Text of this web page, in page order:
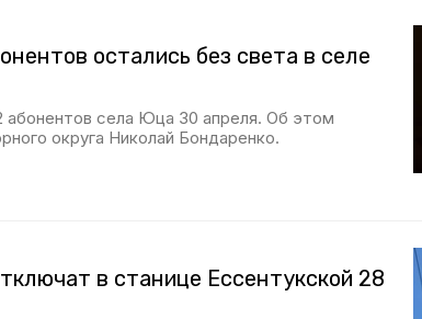
остались без света в селе
абонентов села Юца 30 апреля. Об этом
округа Николай Бондаренко.
в станице Ессентукской 28